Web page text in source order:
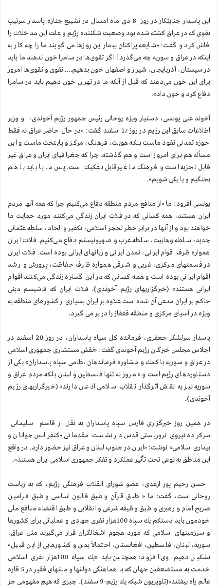
این پاسدار جنایتكار در روز 8 دی ماه امسال در تشییع جنازه پاسدار سرتیپ
تقوی كه در عراق كشته شده بود وضعیت شكننده رژیم و علت این مداخلات را
فاش كرد و گفت: «شایعه‌ پراکنان بیمار این روزها می گویند ما را چه کار به
اینکه در عراق و سوریه چه می‌گذرد؛ اگر تقوی‌ها در سامرا خون ندهند ما باید
در سیستان، آذربایجان، شیراز و اصفهان خون بدهیم…. تقوی و تقوی‌ها امروز
برای این خون می‌دهند که قبل از آنکه ما در تهران خون دهیم باید در سامرا
دفاع کرد و خون داد».
آخوند علی یونسی، دستیار ویژه روحانی رئیس جمهور رژیم آخوندی، و وزیر
اطلاعات سابق این رژیم در روز 17 اسفند گفت: «در حال حاضر عراق نه فقط
حوزه تمدنی نفوذ ماست بلکه هویت، فرهنگ، مرکز و پایتخت ماست و این
مسأله هم برای امروز است و هم گذشته. چرا که جغرافیای ایران و عراق غیر
قابل تجزیه است و فرهنگ ما غیرقابل تفکیک است. پس ما یا باید با هم
بجنگیم و یا یکی شویم».
یونسی افزود: ما «از منافع مردم منطقه دفاع می‌کنیم چرا که همه آنها مردم
ایران هستند، همه کسانی که در فلات ایران زندگی می‌کنند مورد حمایت ما
خواهند بود و از آنها در برابر خطر تحجر اسلامی،‌ تکفیر و الحاد، ‌سلطه عثمانی
جدید، سلطه وهابیت، سلطه غرب و صهیونیستم دفاع می‌کنیم. فلات ایران
همواره ظرف اقوام ایرانی، تمدن ایرانی و زبانهای ایرانی بوده است. فلات ایران
در قسمتهای مرکزی، غربی و شرقی همواره ظرف حفاظت،‌ پرورش و رشد
اقوام ایرانی بوده است و همه کسانی که در این گستره زندگی می‌کنند اقوام
ایرانی هستند» (خبرگزاریهای رژیم آخوندی). فلات ایران كه فاشیسم دینی
حاكم بر ایران مدعی آن شده است علاوه بر ایران بسیاری از كشورهای منطقه به
ویژه در آسیای مركزی و منطقه قفقاز را در بر می گیرد.
پاسدار سرلشگر جعفری، فرمانده كل سپاه پاسداران، در روز 20 اسفند در
اجلاس مجلس خبرگان رژیم آخوندی گفت: «نقش مستشاری جمهوری اسلامی
در عراق و سوریه با كمك و مشاوره فرماندهان نظامی سپاه پاسداران» یكی از
دستاوردهای رژیم است و «امروز نه تنها فلسطین و لبنان بلكه مردم عراق و
سوریه نیز به نقش اثرگذار انقلاب اسلامی اذعان دارند» (خبرگزاریهای رژیم
آخوندی).
در همین روز خبرگزاری فارس سپاه پاسداران به نقل از قاسم سلیمانی
سركرده نیروی تروریستی قدس در نشست مقدماتی «كنفرانس جوانان و
بیداری اسلامی» نوشت: «ایران در جنوب لبنان و عراق نیز حضور دارد. در واقع
این مناطق به نوعی تحت تأثیر عملكرد و تفكر جمهوری اسلامی ایران هستند».
حسن رحیم پور ازغدی، عضو شورای انقلاب فرهنگی رژیم، كه به ریاست
روحانی است، گفت: ما « طبق قرآن و طبق قانون اساسی و طبق فرامین
صریح امام و رهبری و طبق وظیفه شرعی و انقلابی و طبق اقتضاء منافع ملی
خودمون باید دستكم یك سپاه 100هزار نفری جهادی و عملیاتی برای كشورها
و سرزمینهای اسلامی كه مورد هجوم اشغالگران قرار می‌گیرند مثل عراق،
سوریه، لبنان، فلسطین، افغانستان، احتمالاً یمن و كشورهایی از این قبیل»
تشكیل دهیم. وی افزود: همچنین باید «یك سپاه 100هزار نفری اسلامی
خدمت به مستضعفین جهان كه با هماهنگی دولتها و ملتهای فقیر در 5 قاره
عالم راه بیفتند»(تلویزیون شبكه یك رژیم-9اسفند). چیزی كه هیچ مفهومی جز